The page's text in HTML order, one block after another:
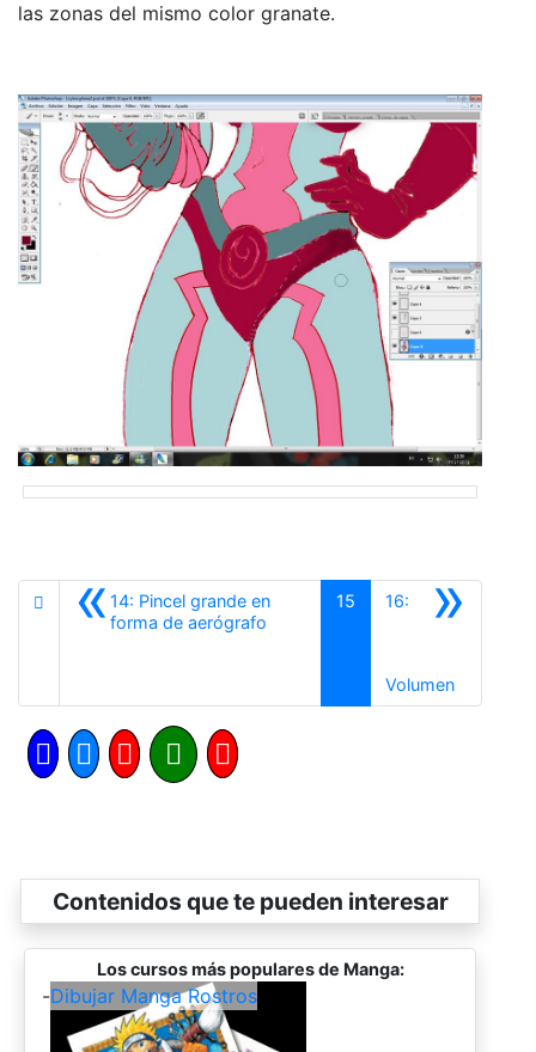
las zonas del mismo color granate.
«14: Pincel grande en
forma de aerógrafo
15 »
16:
VolumenSiguiente
Contenidos que te pueden interesar
Los cursos más populares de Manga:
-Dibujar Manga Rostros